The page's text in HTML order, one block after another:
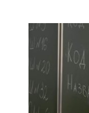
Проект
победил